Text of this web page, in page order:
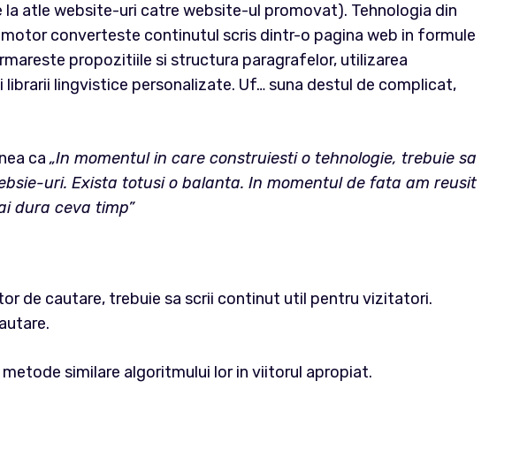
atle website-uri catre website-ul promovat). Tehnologia din
converteste continutul scris dintr-o pagina web in formule
propozitiile si structura paragrafelor, utilizarea
lingvistice personalizate. Uf… suna destul de complicat,
ca „In momentul in care construiesti o tehnologie, trebuie sa
uri. Exista totusi o balanta. In momentul de fata am reusit
dura ceva timp”
de cautare, trebuie sa scrii continut util pentru vizitatori.
similare algoritmului lor in viitorul apropiat.